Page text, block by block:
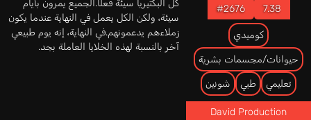
7.38
#2676
كوميدي
حيوانات/مجسمات بشرية
تعليمي طبي شونين
David Production
كل البكتيريا سيئة فعلًا.الجميع يمرون بأيام
سيئة، ولكن الكل يعمل في النهاية عندما يكون
زملاءهم يدعمونهم.في النهاية، إنه يوم طبيعي
آخر بالنسبة لهذه الخلايا العاملة بجد.